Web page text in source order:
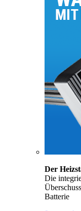
Der
Die
Batterie